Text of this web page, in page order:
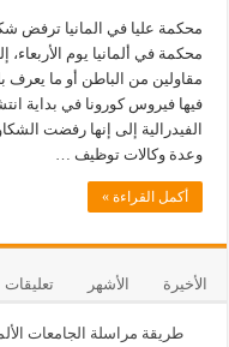
محكمة عليا في المانيا ترفض
محكمة في ألمانيا يوم
مقاولين من الباطن أو ما
فيها فيروس كورونا في بداية
الفيدرالية إلى إنها رفضت
وعدة وكالات توظيف …
أكمل القراءة »
الأخيرة الأشهر تعليقات
طريقة مراسلة الجامعات